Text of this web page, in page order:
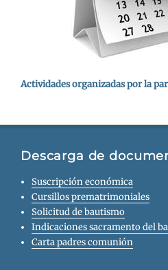
Actividades organizadas por la
Descarga de
Suscripción económica
Cursillos prematrimoniales
Solicitud de bautismo
Indicaciones sacramento del
Carta padres comunión